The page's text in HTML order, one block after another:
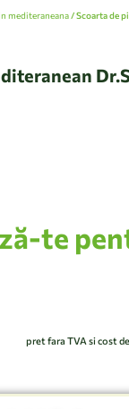
mediteraneana/ Scoarta de
te
pret fara TVA si cost